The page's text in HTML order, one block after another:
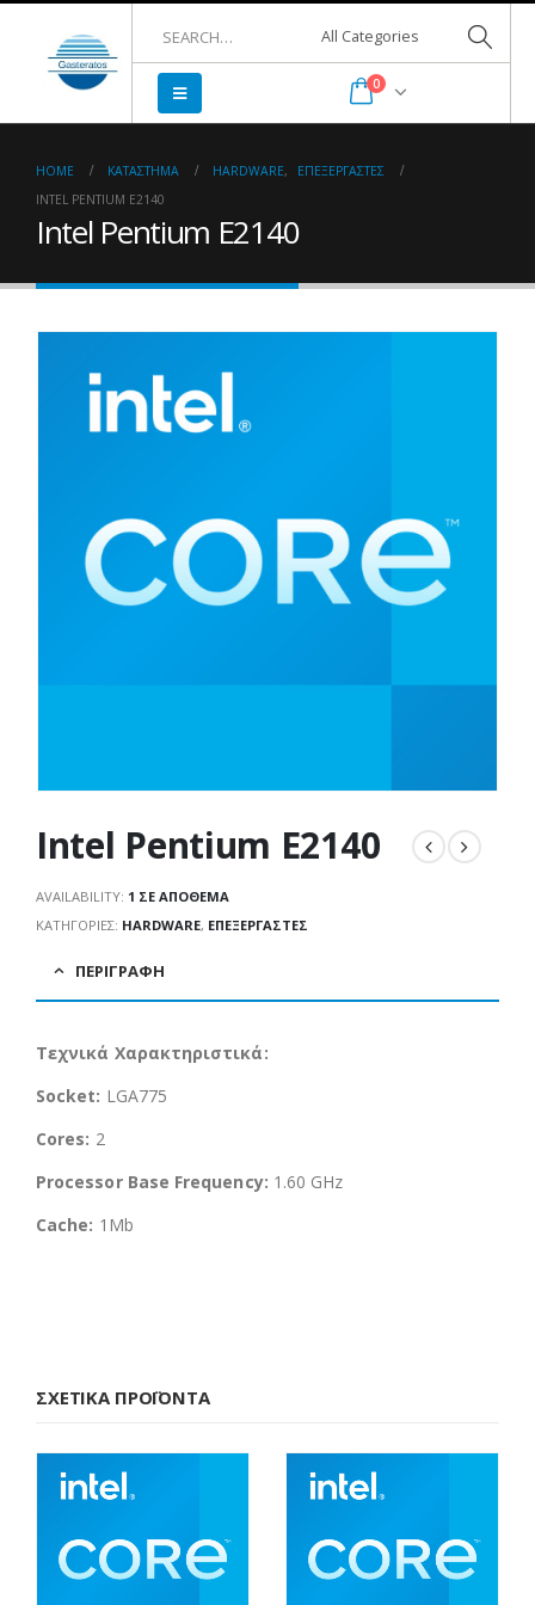
0
HOME ΚΑΤΆΣΤΗΜΑ HARDWARE,
ΕΠΕΞΕΡΓΑΣΤΈΣ
INTEL PENTIUM E2140
Intel Pentium E2140
Intel Pentium E2140
AVAILABILITY: 1 ΣΕ ΑΠΌΘΕΜΑ
ΚΑΤΗΓΟΡΊΕΣ: HARDWARE, ΕΠΕΞΕΡΓΑΣΤΈΣ
ΠΕΡΙΓΡΑΦΉ
Τεχνικά Χαρακτηριστικά:
Socket: LGA775
Cores: 2
Processor Base Frequency: 1.60 GHz
Cache: 1Mb
ΣΧΕΤΙΚΆ ΠΡΟΪΌΝΤΑ